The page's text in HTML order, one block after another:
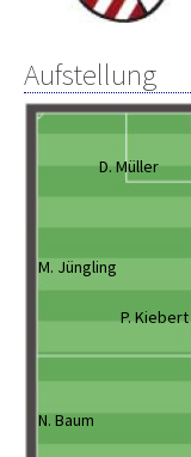
Aufstellung
D. Müller
M. Jüngling
P. Kiebert
N. Baum